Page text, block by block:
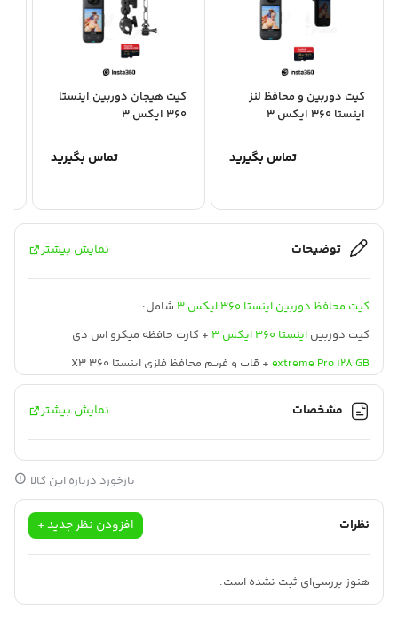
کیت دوربین و محافظ لنز
اینستا 360 ایکس 3
تماس بگیرید
کیت هیجان دوربین اینستا
360 ایکس 3
تماس بگیرید
توضیحات نمایش بیشتر
کیت محافظ دوربین اینستا 360 ایکس 3
شامل:
کیت دوربین اینستا 360 ایکس 3
+ کارت حافظه میکرو اس دی
extreme Pro 128 GB+ قاب و فریم محافظ فلزی اینستا 360 X3
جادوی اکشن
با این کیت و دوربین خلاقیت خود را آزادانه به کار ببرید.
X3 ویدیوهای زنده 5.7K 360 درجه ضبط می‌کند.
مشخصات نمایش بیشتر
بازخورد درباره این کالا
نظرات افزودن نظر جدید +
هنوز بررسی‌ای ثبت نشده است.